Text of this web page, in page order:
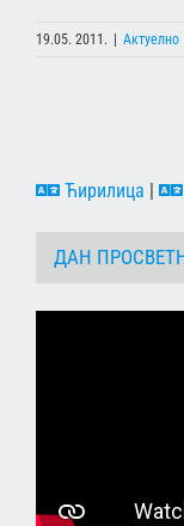
19.05. 2011. | Актуелно
Ћирилица |
ДАН